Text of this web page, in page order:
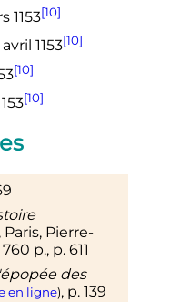
1153[10]
1153[10]
[10]
[10]
Paris, Pierre-
760 p., p. 611
des
en ligne), p. 139